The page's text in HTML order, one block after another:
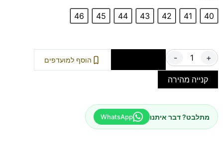
40
41
42
43
44
45
46
- + הוסף למועדפים
קנייה מהירה
מתלבט? דבר איתנו WhatsApp